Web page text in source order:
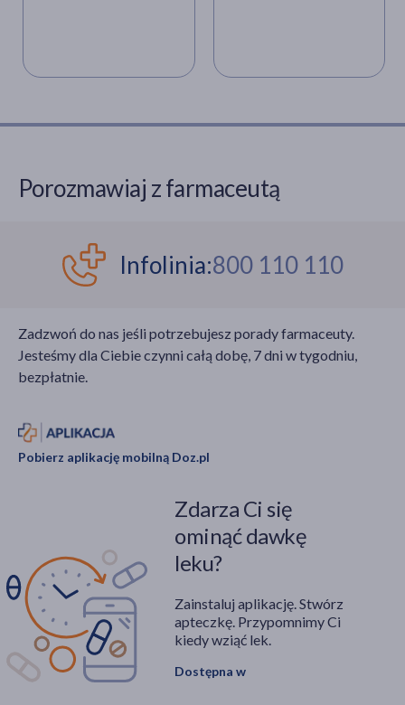
oddechową
ponad osiemdziesięciu
hematologicznych.
Porozmawiaj z farmaceutą
Infolinia:800 110 110
Zadzwoń do nas jeśli potrzebujesz porady farmaceuty.
Jesteśmy dla Ciebie czynni całą dobę, 7 dni w tygodniu,
bezpłatnie.
Pobierz aplikację mobilną Doz.pl
Zdarza Ci się
ominąć dawkę
leku?
Zainstaluj aplikację. Stwórz
apteczkę. Przypomnimy Ci
kiedy wziąć lek.
Dostępna w